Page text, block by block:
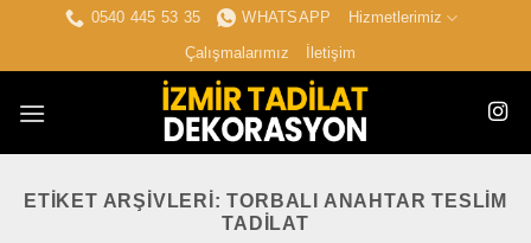
0540 445 53 35 WHATSAPP
Hizmetlerimiz
Çalışmalarımız
İletişim
ETIKET ARŞIVLERI:TORBALI ANAHTAR TESLIM
TADILAT